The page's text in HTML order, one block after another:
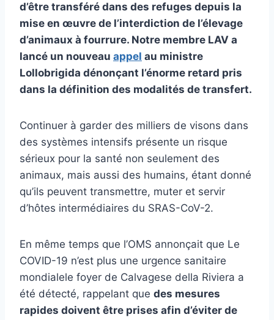
d’être transféré dans des refuges depuis la
mise en œuvre de l’interdiction de l’élevage
d’animaux à fourrure. Notre membre LAV a
lancé un nouveau appel au ministre
Lollobrigida dénonçant l’énorme retard pris
dans la définition des modalités de transfert.
Continuer à garder des milliers de visons dans
des systèmes intensifs présente un risque
sérieux pour la santé non seulement des
animaux, mais aussi des humains, étant donné
qu’ils peuvent transmettre, muter et servir
d’hôtes intermédiaires du SRAS-CoV-2.
En même temps que l’OMS annonçait que Le
COVID-19 n’est plus une urgence sanitaire
mondialele foyer de Calvagese della Riviera a
été détecté, rappelant que des mesures
rapides doivent être prises afin d’éviter de